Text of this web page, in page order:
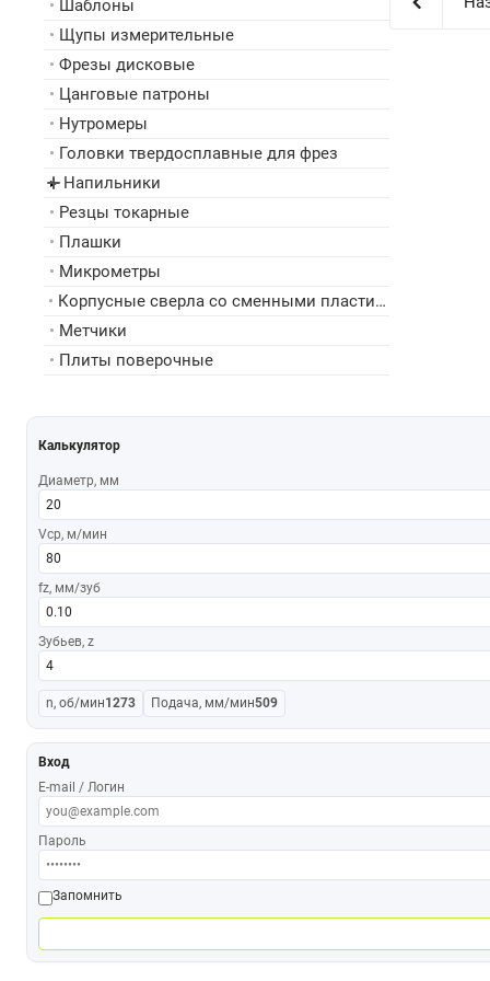
• Шаблоны
• Щупы измерительные
• Фрезы дисковые
• Цанговые патроны
• Нутромеры
• Головки твердосплавные для фрез
▸ Напильники
• Резцы токарные
• Плашки
• Микрометры
•
Корпусные сверла со сменными пластинами
• Метчики
• Плиты поверочные
Калькулятор
Диаметр, мм
Vср, м/мин
fz, мм/зуб
Зубьев, z
n, об/мин1273 Подача, мм/мин509
Вход
E-mail / Логин
Пароль
Запомнить